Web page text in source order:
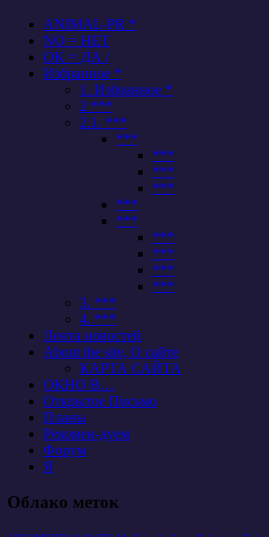
ANIMAL-PR *
NO = НЕТ
OK = ДА /
Избранное *
1. Избранное *
2 ***
2.1. ***
***
***
***
***
***
***
***
***
***
***
3. ***
4. ***
Лента новостей
About the site, О сайте
КАРТА САЙТА
ОКНО В…
Открытое Письмо
Планы
Рекомен-дуем
Форум
Я
Облако меток